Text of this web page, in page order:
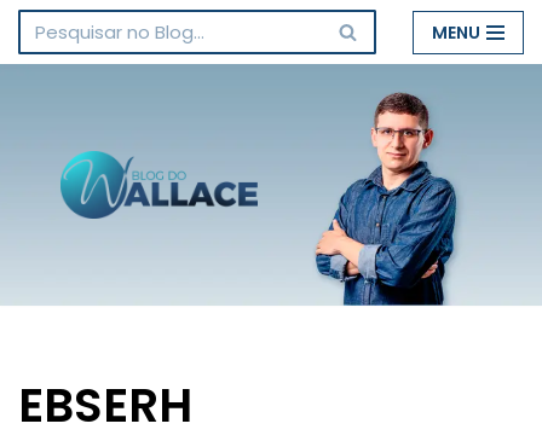
Pular
conteúdo
MENU
EBSERH